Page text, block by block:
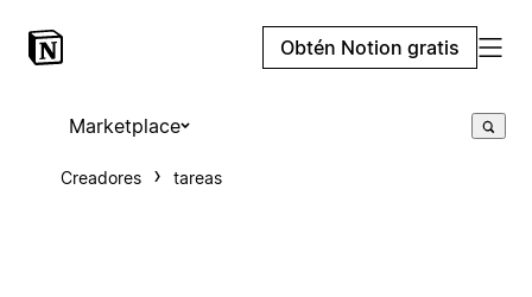
Obtén Notion gratis
Marketplace
Creadores tareas